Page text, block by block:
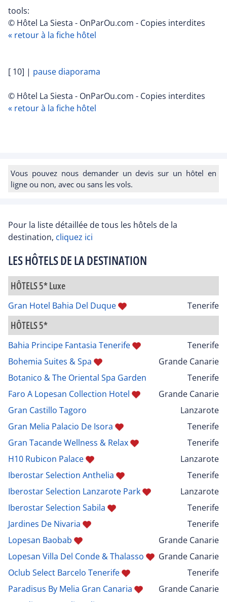
tools:
© Hôtel La Siesta - OnParOu.com - Copies interdites
« retour à la fiche hôtel
[ 10] | pause diaporama
© Hôtel La Siesta - OnParOu.com - Copies interdites
« retour à la fiche hôtel
Vous pouvez nous demander un devis sur un hôtel en
ligne ou non, avec ou sans les vols.
Pour la liste détaillée de tous les hôtels de la
destination, cliquez ici
LES HÔTELS DE LA DESTINATION
HÔTELS 5* Luxe
Gran Hotel Bahia Del Duque Tenerife
HÔTELS 5*
Bahia Principe Fantasia Tenerife
Tenerife
Bohemia Suites & Spa
Grande Canarie
Botanico & The Oriental Spa Garden
Tenerife
Faro A Lopesan Collection Hotel
Grande Canarie
Gran Castillo Tagoro
Lanzarote
Gran Melia Palacio De Isora
Tenerife
Gran Tacande Wellness & Relax
Tenerife
H10 Rubicon Palace
Lanzarote
Iberostar Selection Anthelia
Tenerife
Iberostar Selection Lanzarote Park
Lanzarote
Iberostar Selection Sabila
Tenerife
Jardines De Nivaria
Tenerife
Lopesan Baobab
Grande Canarie
Lopesan Villa Del Conde & Thalasso
Grande Canarie
Oclub Select Barcelo Tenerife
Tenerife
Paradisus By Melia Gran Canaria
Grande Canarie